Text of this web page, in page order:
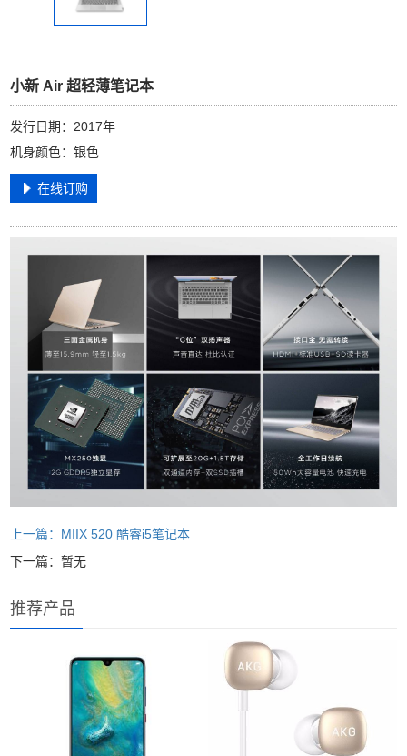
小新 Air 超轻薄笔记本
发行日期：2017年
机身颜色：银色
在线订购
上一篇：MIIX 520 酷睿i5笔记本
下一篇：暂无
推荐产品